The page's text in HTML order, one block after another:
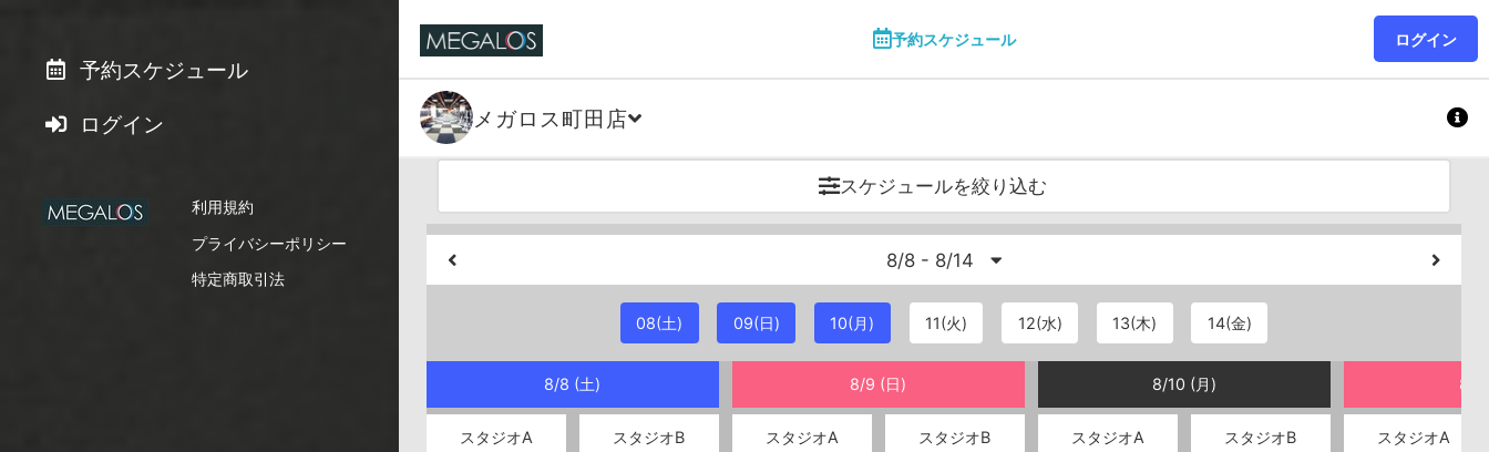
予約スケジュール ログイン
メガロス町田店
スケジュールを絞り込む
8/8 - 8/14
08(土) 09(日) 10(月) 11(火) 12(水) 13(木) 14(金)
8/8 (土)
スタジオA スタジオB
8/9 (日)
スタジオA スタジオB
8/10 (月)
スタジオA スタジオB
8/
スタジオA
予約スケジュール
ログイン
利用規約
プライバシーポリシー
特定商取引法